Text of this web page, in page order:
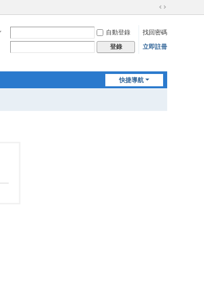
切
到
寬
自動登錄
找回密碼
登錄 立即註冊
快捷導航